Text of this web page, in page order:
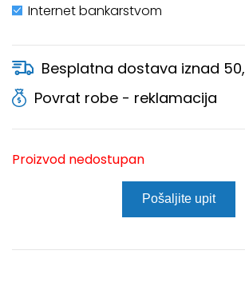
Internet bankarstvom
Besplatna dostava iznad
Povrat robe - reklamacija
Proizvod nedostupan
Pošaljite upit